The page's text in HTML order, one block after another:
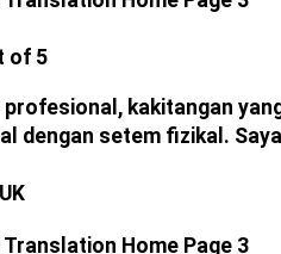
of 5
kakitangan
dengan setem fizikal.